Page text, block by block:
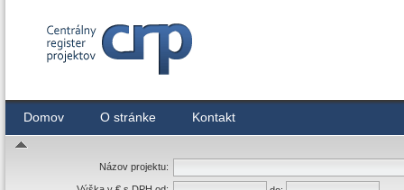
Domov O stránke Kontakt
Názov projektu: